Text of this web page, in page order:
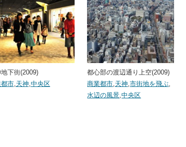
下街(2009)
市, 天神, 中央区
都心部の渡辺通り上空(2009)
商業都市 天神 ,市街地を飛ぶ
水辺の風景 ,中央区